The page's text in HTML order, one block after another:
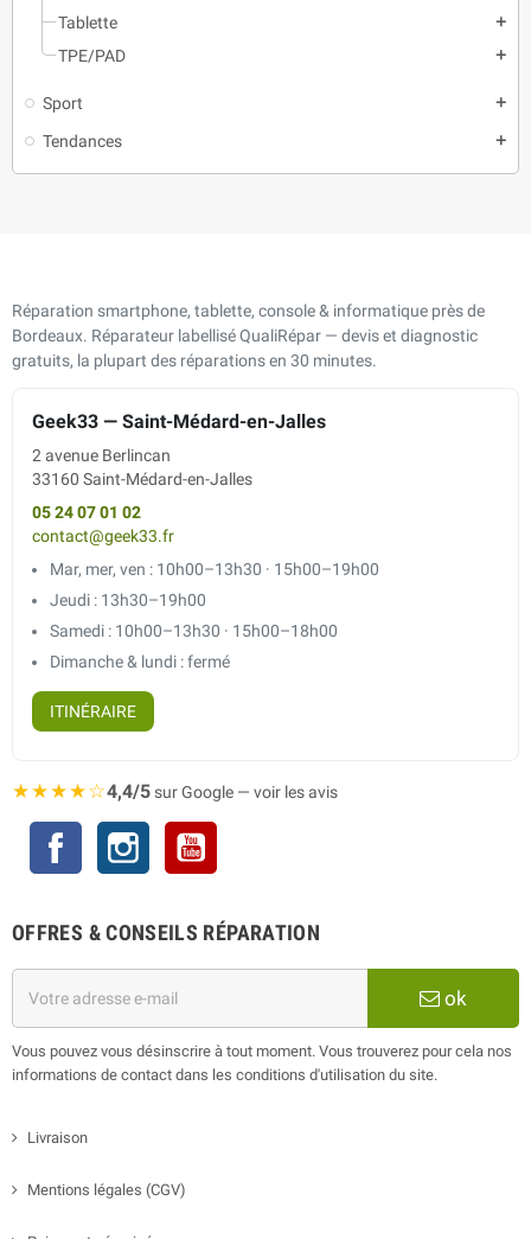
Tablette add
TPE/PAD add
Sport add
Tendances add
Réparation smartphone, tablette, console & informatique près de
Bordeaux. Réparateur labellisé QualiRépar — devis et diagnostic
gratuits, la plupart des réparations en 30 minutes.
Geek33 — Saint-Médard-en-Jalles
2 avenue Berlincan
33160 Saint-Médard-en-Jalles
05 24 07 01 02
contact@geek33.fr
Mar, mer, ven : 10h00–13h30 · 15h00–19h00
Jeudi : 13h30–19h00
Samedi : 10h00–13h30 · 15h00–18h00
Dimanche & lundi : fermé
ITINÉRAIRE
★★★★☆4,4/5sur Google — voir les avis
Facebook Instagram
OFFRES & CONSEILS RÉPARATION
ok
Vous pouvez vous désinscrire à tout moment. Vous trouverez pour cela nos
informations de contact dans les conditions d'utilisation du site.
Livraison
Mentions légales (CGV)